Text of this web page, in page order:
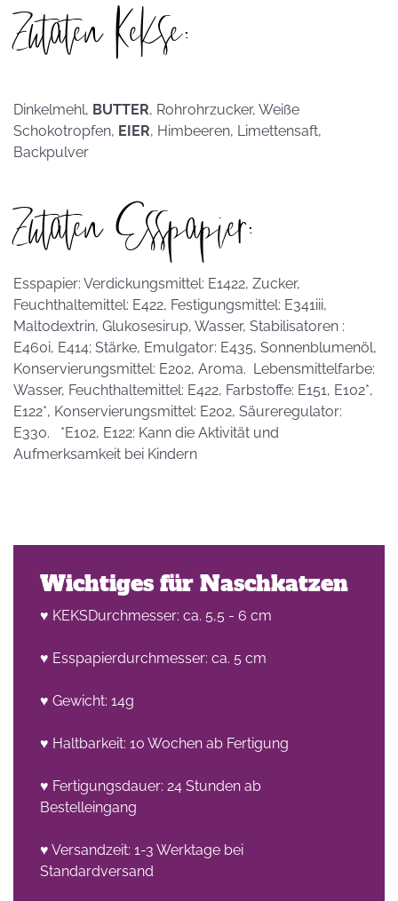
Zutaten Kekse:
Dinkelmehl, BUTTER, Rohrohrzucker, Weiße
Schokotropfen, EIER, Himbeeren, Limettensaft,
Backpulver
Zutaten Esspapier:
Esspapier: Verdickungsmittel: E1422, Zucker,
Feuchthaltemittel: E422, Festigungsmittel: E341iii,
Maltodextrin, Glukosesirup, Wasser, Stabilisatoren :
E460i, E414; Stärke, Emulgator: E435, Sonnenblumenöl,
Konservierungsmittel: E202, Aroma. Lebensmittelfarbe:
Wasser, Feuchthaltemittel: E422, Farbstoffe: E151, E102*,
E122*, Konservierungsmittel: E202, Säureregulator:
E330. *E102, E122: Kann die Aktivität und
Aufmerksamkeit bei Kindern
Wichtiges für Naschkatzen
♥ KEKSDurchmesser: ca. 5,5 - 6 cm
♥ Esspapierdurchmesser: ca. 5 cm
♥ Gewicht: 14g
♥ Haltbarkeit: 10 Wochen ab Fertigung
♥ Fertigungsdauer: 24 Stunden ab
Bestelleingang
♥ Versandzeit: 1-3 Werktage bei
Standardversand